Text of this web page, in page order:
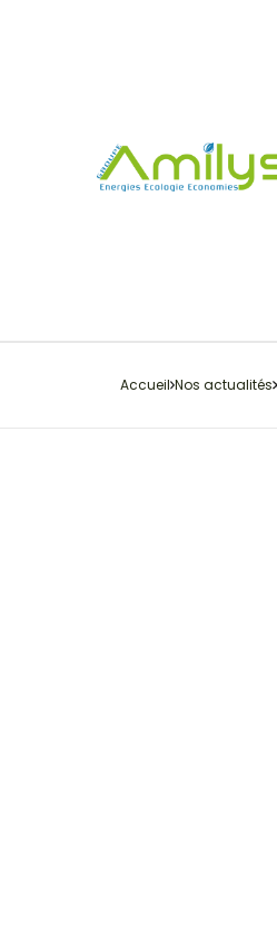
Accueil Nos actualités